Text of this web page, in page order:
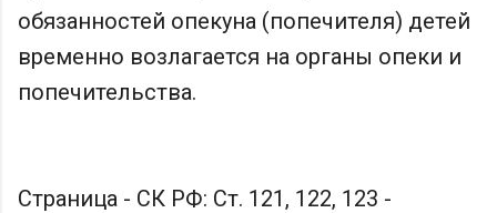
обязанностей опекуна (попечителя) детей
временно возлагается на органы опеки и
попечительства.
Страница - СК РФ: Ст. 121, 122, 123 -